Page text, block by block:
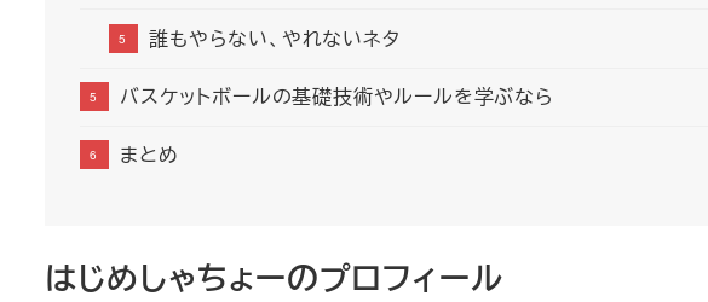
誰もやらない、やれないネタ
バスケットボールの基礎技術やルールを学ぶなら
まとめ
はじめしゃちょーのプロフィール